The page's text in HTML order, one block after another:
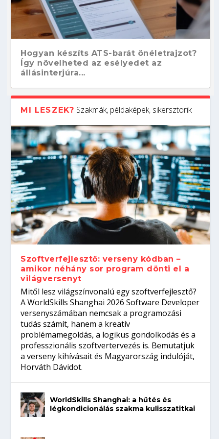
Hogyan készíts ATS-barát önéletrajzot?
Így növelheted az esélyedet az
állásinterjúra...
Kitalálod, mire használják ezeket a
gépeket?
Nem sikerült az egyetemi felvételi?
Tanulj szakmát!
Szoftverfejlesztő: verseny kódban –
amikor néhány sor program dönti el a
világversenyt...
Digitális detox – hogyan kapcsolódj ki
telefon nélkül?
MI LESZEK? Szakmák, példaképek, sikersztorik
Szoftverfejlesztő: verseny kódban –
amikor néhány sor program dönti el a
világversenyt
Mitől lesz világszínvonalú egy szoftverfejlesztő?
A WorldSkills Shanghai 2026 Software Developer
versenyszámában nemcsak a programozási
tudás számít, hanem a kreatív
problémamegoldás, a logikus gondolkodás és a
professzionális szoftvertervezés is. Bemutatjuk
a verseny kihívásait és Magyarország indulóját,
Horváth Dávidot.
WorldSkills Shanghai: a hűtés és
légkondicionálás szakma kulisszatitkai